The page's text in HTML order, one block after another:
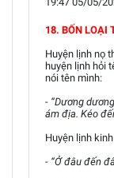
18. BỐN LOẠI
Huyện lịnh nọ
huyện lịnh hỏi
nói tên mình:
- “Dương
ám địa. Kéo
Huyện lịnh
- “Ở đâu đến